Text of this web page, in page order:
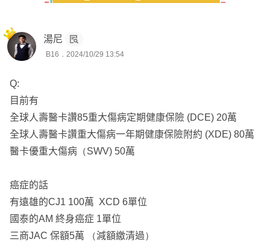
規劃重點
⚽醫療實支保證續保；額度至少30萬起跳
🥎癌症一次金至少各100萬起跳
🏀意外實支至少5萬；有意外失能扶助金意外險
🏐病房費一天5000起跳
🎯 成人規劃六大保障
💡意外險(死殘/意外實支/意外日額/骨折)
💡醫療險(醫療實支優先；住院日額/手術/定額險次之)
💡癌症險(一次金癌症險優先；療程型/生存型次之)
💡重大傷病險(分為重大傷病/重大疾病/特定傷病，重大傷病
湯尼
B16．2024/10/29 13:54
Q:
目前有
全球人壽醫卡讚85重大傷病定期健康保險 (DCE) 20萬
全球人壽醫卡讚重大傷病一年期健康保險附約 (XDE) 80萬
醫卡優重大傷病（SWV) 50萬
癌症的話
有遠雄的CJ1 100萬 XCD 6單位
國泰的AM 終身癌症 1單位
三商JAC 保額5萬 （減額繳清過）